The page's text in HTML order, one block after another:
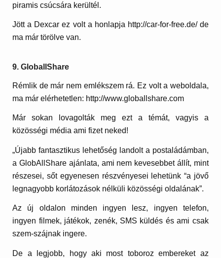
piramis csúcsára kerültél.
Jött a Dexcar ez volt a honlapja http://car-for-free.de/ de
ma már törölve van.
9. GloballShare
Rémlik de már nem emlékszem rá. Ez volt a weboldala,
ma már elérhetetlen: http://www.globallshare.com
Már sokan lovagolták meg ezt a témát, vagyis a
közösségi média ami fizet neked!
„Újabb fantasztikus lehetőség landolt a postaládámban,
a GlobAllShare ajánlata, ami nem kevesebbet állít, mint
részesei, sőt egyenesen részvényesei lehetünk “a jövő
legnagyobb korlátozások nélküli közösségi oldalának”.
Az új oldalon minden ingyen lesz, ingyen telefon,
ingyen filmek, játékok, zenék, SMS küldés és ami csak
szem-szájnak ingere.
De a legjobb, hogy aki most toboroz embereket az